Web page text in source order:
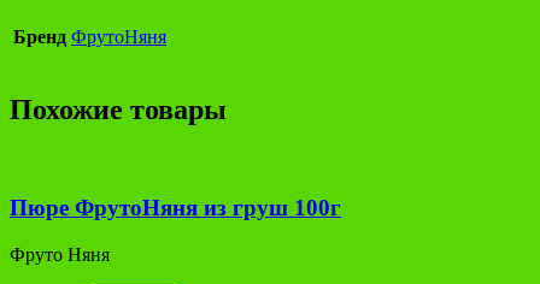
Бренд ФрутоНяня
Похожие товары
Пюре ФрутоНяня из груш 100г
Фруто Няня